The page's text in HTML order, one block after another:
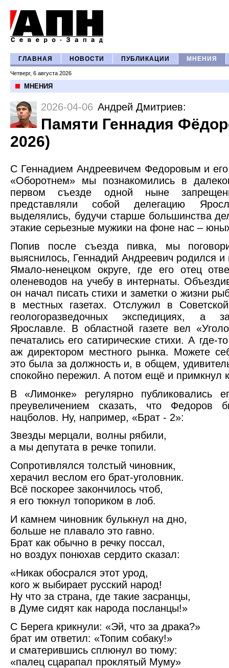
ГЛАВНАЯ НОВОСТИ ПУБЛИКАЦИИ МНЕНИЯ
Четверг, 6 августа 2026
МНЕНИЯ
2026-04-06 Андрей Дмитриев:
Памяти Геннадия
2026)
С Геннадием Андреевичем Федоровым и
«Оборотнем» мы познакомились в
первом съезде одной ныне
представляли собой делегацию
выделялись, будучи старше большинства
этакие серьезные мужики на фоне нас –
Попив после съезда пивка, мы
выяснилось, Геннадий Андреевич родился
Ямало-ненецком округе, где его отец
оленеводов на учебу в интернаты.
он начал писать стихи и заметки о жизни
в местных газетах. Отслужил в
геологоразведочных экспедициях, а
Ярославле. В областной газете вел
печатались его сатирические стихи. А где-
аж директором местного рынка. Можете
это была за должность и, в общем,
спокойно пережил. А потом ещё и примкнул
В «Лимонке» регулярно публиковались
преувеличением сказать, что Федоров
нацболов. Ну, например, «Брат - 2»:
Звезды мерцали, волны рябили,
а мы депутата в речке топили.
Сопротивлялся толстый чиновник,
херачил веслом его брат-уголовник.
Всё поскорее закончилось чтоб,
я его тюкнул топориком в лоб.
И камнем чиновник булькнул на дно,
больше не плавало это гавно.
Брат как обычно в речку поссал,
но воздух понюхав сердито сказал:
«Никак обосрался этот урод,
кого ж выбирает русский народ!
Ну что за страна, где такие засранцы,
в Думе сидят как народа посланцы!»
С Берега крикнули: «Эй, что за драка?»
брат им ответил: «Топим собаку!»
и сматерившись сплюнул во тюму:
«палец сцарапал проклятый Муму»